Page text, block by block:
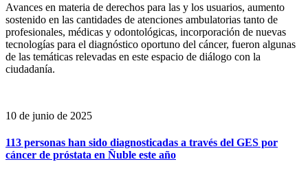
Avances en materia de derechos para las y los usuarios, aumento
sostenido en las cantidades de atenciones ambulatorias tanto de
profesionales, médicas y odontológicas, incorporación de nuevas
tecnologías para el diagnóstico oportuno del cáncer, fueron algunas
de las temáticas relevadas en este espacio de diálogo con la
ciudadanía.
10 de junio de 2025
113 personas han sido diagnosticadas a través del GES por
cáncer de próstata en Ñuble este año